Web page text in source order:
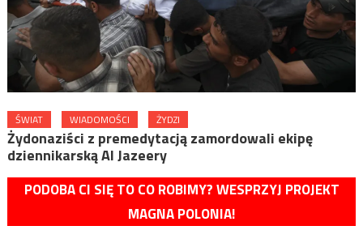
ŚWIAT WIADOMOŚCI ŻYDZI
Żydonaziści z premedytacją zamordowali ekipę
dziennikarską Al Jazeery
PODOBA CI SIĘ TO CO ROBIMY? WESPRZYJ PROJEKT
MAGNA POLONIA!